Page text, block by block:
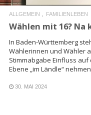
ALLGEMEIN FAMILIENLEBEN
Wählen mit 16? Na
In Baden-Württemberg
Wählerinnen und Wähler
Stimmabgabe Einfluss
Ebene „im Ländle“
30. MAI 2024